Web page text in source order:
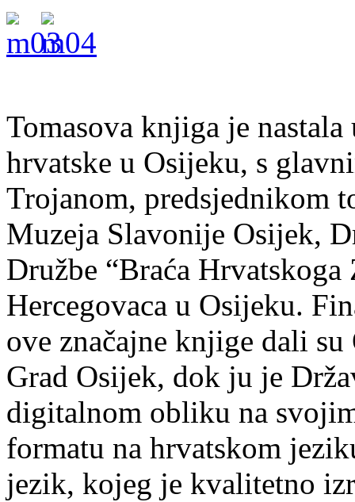
Tomasova knjiga je
hrvatske u Osijeku, s
Trojanom, predsjednikom
Muzeja Slavonije Osijek,
Družbe “Braća
Hercegovaca u Osijeku.
ove značajne knjige dali
Grad Osijek, dok ju je
digitalnom obliku na
formatu na hrvatskom
jezik, kojeg je kvalitetno